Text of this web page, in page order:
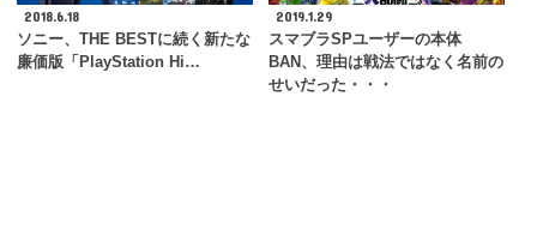
2018.6.18
ソニー、THE BESTに続く新たな
廉価版「PlayStation Hi…
2019.1.29
スマブラSPユーザーの本体
BAN、理由は戦法ではなく名前の
せいだった・・・